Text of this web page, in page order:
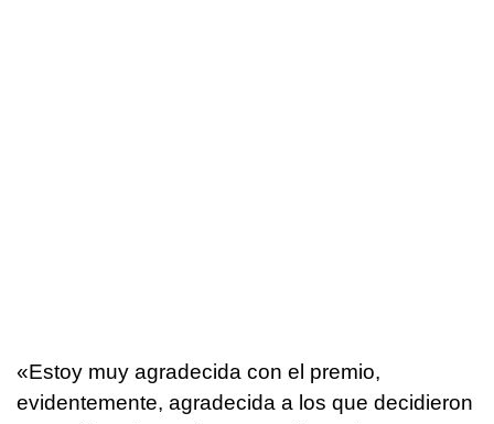
«Estoy muy agradecida con el premio,
evidentemente, agradecida a los que decidieron